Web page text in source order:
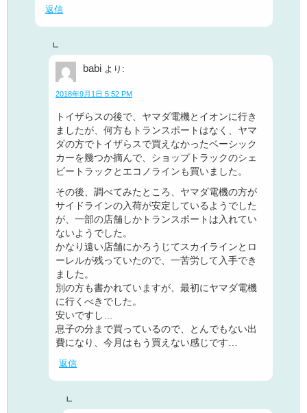
返信
babi より:
2018年9月1日 5:52 PM
トイザらスの後で、ヤマダ電機とイオンに行き
ましたが、何方もトランスポートはなく、ヤマ
ダの方でトイザらスで買えなかったベーシック
カーを幾つか摘んで、ショップトラックのシェ
ビートラックとエコノラインも買いました。
その後、調べてみたところ、ヤマダ電機の方が
サイドラインの入荷が安定しているようでした
が、一部の店舗しかトランスポートは入れてい
ないようでした。
かなり遠い店舗にかろうじてスカイラインとロ
ーレルが残っていたので、一苦労して入手でき
ました。
別の方も書かれていますが、最初にヤマダ電機
に行くべきでした。
安いですし…
息子の分まで買っているので、とんでもない出
費になり、今月はもう買えない感じです…
返信